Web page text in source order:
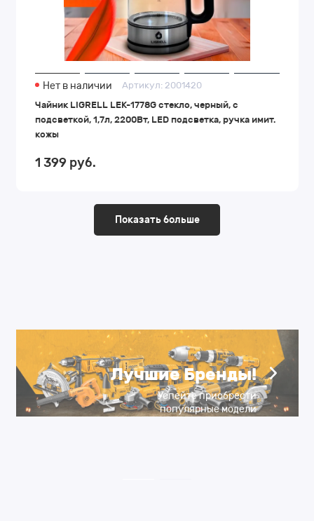
Нет в наличии Артикул: 2001420
Чайник LIGRELL LEK-1778G стекло, черный, с
подсветкой, 1,7л, 2200Вт, LED подсветка, ручка имит.
кожы
1 399 руб.
Показать больше
Лучшие Бренды!
Успейте приобрести
популярные модели